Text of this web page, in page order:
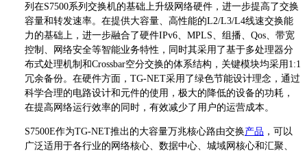
列在S7500系列交换机的基础上升级网络硬件，进一步提高了交换
容量和转发速率。在提供大容量、高性能的L2/L3/L4线速交换能
力的基础上，进一步融合了硬件IPv6、MPLS、组播、Qos、带宽
控制、网络安全等智能业务特性，同时其采用了基于多处理器分
布式处理机制和Crossbar空分交换的体系结构，关键模块均采用1:1
冗余备份。在硬件方面，TG-NET采用了绿色节能设计理念，通过
科学合理的电路设计和元件的使用，极大的降低的设备的功耗，
在提高网络运行效率的同时，有效减少了用户的运营成本。
S7500E作为TG-NET推出的大容量万兆核心路由交换产品 ，可以
广泛适用于各行业的网络核心、数据中心、城域网核心和汇聚、